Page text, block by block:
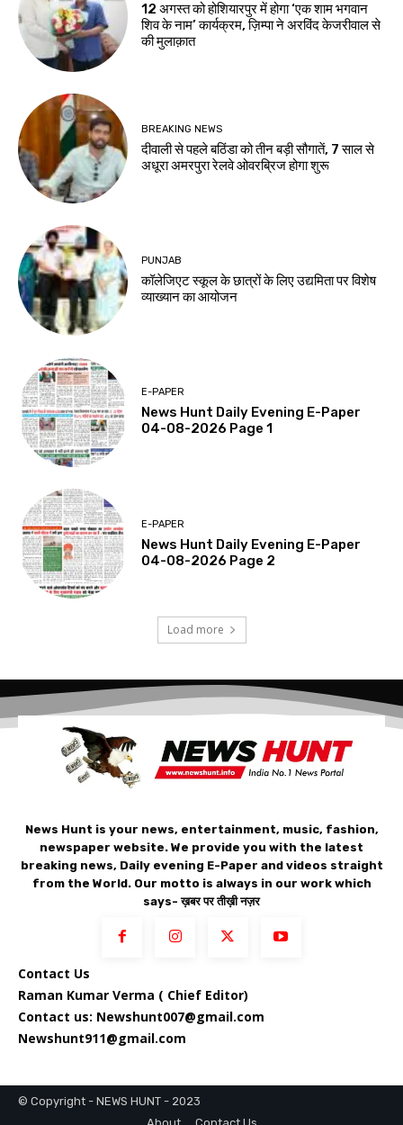
12 अगस्त को होशियारपुर में होगा ‘एक शाम भगवान
शिव के नाम’ कार्यक्रम, ज़िम्पा ने अरविंद केजरीवाल से
की मुलाक़ात
BREAKING NEWS
दीवाली से पहले बठिंडा को तीन बड़ी सौगातें, 7 साल से
अधूरा अमरपुरा रेलवे ओवरब्रिज होगा शुरू
PUNJAB
कॉलेजिएट स्कूल के छात्रों के लिए उद्यमिता पर विशेष
व्याख्यान का आयोजन
E-PAPER
News Hunt Daily Evening E-Paper
04-08-2026 Page 1
E-PAPER
News Hunt Daily Evening E-Paper
04-08-2026 Page 2
Load more
News Hunt is your news, entertainment, music, fashion,
newspaper website. We provide you with the latest
breaking news, Daily evening E-Paper and videos straight
from the World. Our motto is always in our work which
says- ख़बर पर तीख़ी नज़र
Contact Us
Raman Kumar Verma ( Chief Editor)
Contact us: Newshunt007@gmail.com
Newshunt911@gmail.com
© Copyright - NEWS HUNT - 2023